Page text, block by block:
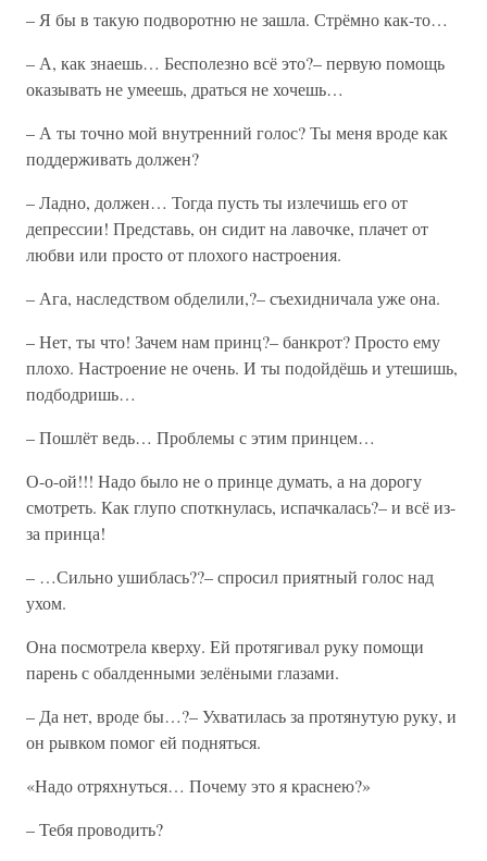
– Я бы в такую подворотню не зашла. Стрёмно как-то…
– А, как знаешь… Бесполезно всё это?– первую помощь
оказывать не умеешь, драться не хочешь…
– А ты точно мой внутренний голос? Ты меня вроде как
поддерживать должен?
– Ладно, должен… Тогда пусть ты излечишь его от
депрессии! Представь, он сидит на лавочке, плачет от
любви или просто от плохого настроения.
– Ага, наследством обделили,?– съехидничала уже она.
– Нет, ты что! Зачем нам принц?– банкрот? Просто ему
плохо. Настроение не очень. И ты подойдёшь и утешишь,
подбодришь…
– Пошлёт ведь… Проблемы с этим принцем…
О-о-ой!!! Надо было не о принце думать, а на дорогу
смотреть. Как глупо споткнулась, испачкалась?– и всё из-
за принца!
– …Сильно ушиблась??– спросил приятный голос над
ухом.
Она посмотрела кверху. Ей протягивал руку помощи
парень с обалденными зелёными глазами.
– Да нет, вроде бы…?– Ухватилась за протянутую руку, и
он рывком помог ей подняться.
«Надо отряхнуться… Почему это я краснею?»
– Тебя проводить?